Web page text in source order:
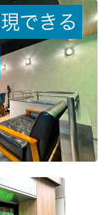
現で き る